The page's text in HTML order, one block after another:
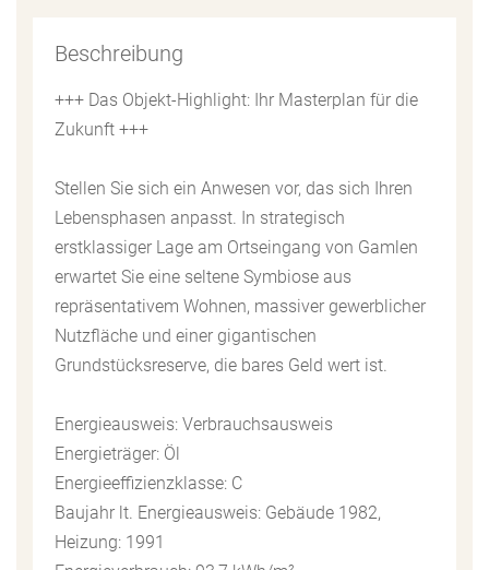
Beschreibung
+++ Das Objekt-Highlight: Ihr Masterplan für die
Zukunft +++
Stellen Sie sich ein Anwesen vor, das sich Ihren
Lebensphasen anpasst. In strategisch
erstklassiger Lage am Ortseingang von Gamlen
erwartet Sie eine seltene Symbiose aus
repräsentativem Wohnen, massiver gewerblicher
Nutzfläche und einer gigantischen
Grundstücksreserve, die bares Geld wert ist.
Energieausweis: Verbrauchsausweis
Energieträger: Öl
Energieeffizienzklasse: C
Baujahr lt. Energieausweis: Gebäude 1982,
Heizung: 1991